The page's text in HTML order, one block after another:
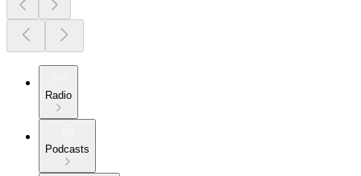
Radio
Podcasts